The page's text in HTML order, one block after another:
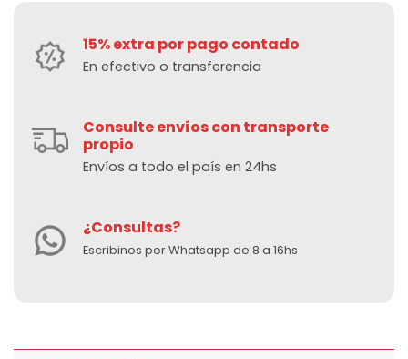
15% extra por pago contado
En efectivo o transferencia
Consulte envíos con transporte
propio
Envíos a todo el país en 24hs
¿Consultas?
Escribinos por Whatsapp de 8 a 16hs